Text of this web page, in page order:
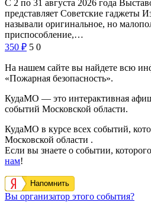
С 2 по 31 августа 2026 года
представляет Советские гаджеты
называли оригинальное, но
приспособление,…
350 ₽ 5 0
На нашем сайте вы найдете всю
«Пожарная безопасность».
КудаМО — это интерактивная
событий Московской области.
КудаМО в курсе всех событий,
Московской области .
Если вы знаете о событии,
нам!
Напомнить
Вы организатор этого события?